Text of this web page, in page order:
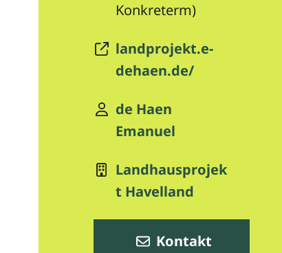
Konkreterm)
landprojekt.e-
dehaen.de/
de Haen
Emanuel
Landhausprojek
t Havelland
Kontakt